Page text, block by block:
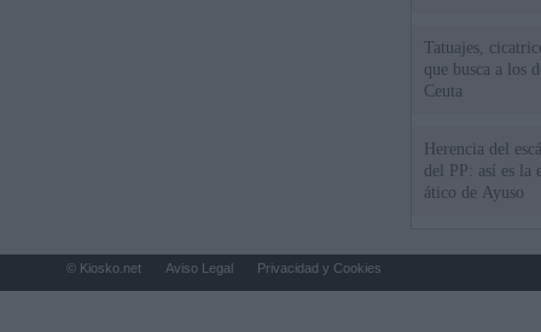
Tatuajes,
que busca a los
Ceuta
Herencia del
del PP: así es la
ático de Ayuso
© Kiosko.net Aviso Legal Privacidad y Cookies